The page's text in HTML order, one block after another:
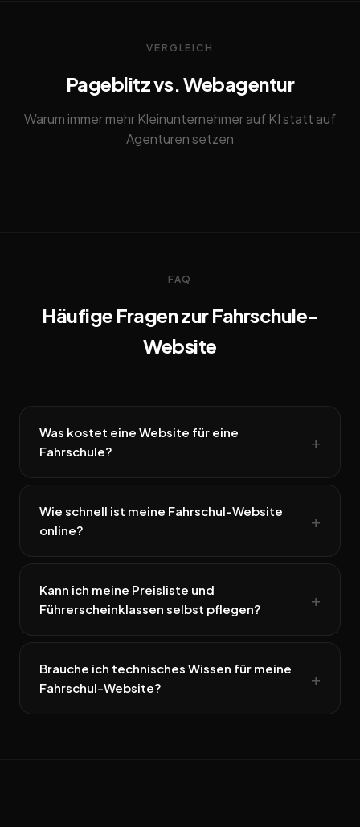
VERGLEICH
Pageblitz vs. Webagentur
Warum immer mehr Kleinunternehmer auf KI statt auf
Agenturen setzen
FAQ
Häufige Fragen zur Fahrschule-
Website
Was kostet eine Website für eine
Fahrschule?
Wie schnell ist meine Fahrschul-Website
online?
Kann ich meine Preisliste und
Führerscheinklassen selbst pflegen?
Brauche ich technisches Wissen für meine
Fahrschul-Website?